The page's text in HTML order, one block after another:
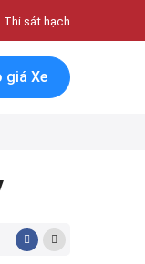
Thi sát hạch
giá Xe